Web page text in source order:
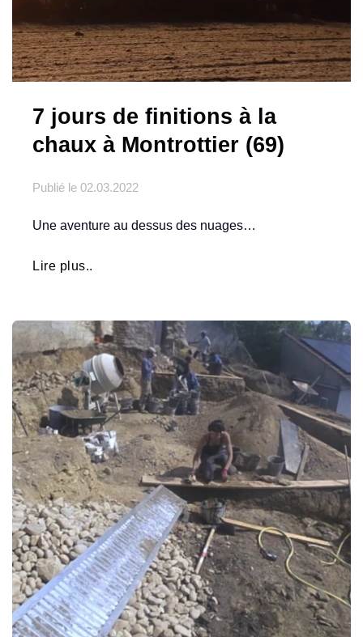
7 jours de finitions à la
chaux à Montrottier (69)
Publié le 02.03.2022
Une aventure au dessus des nuages…
Lire plus..